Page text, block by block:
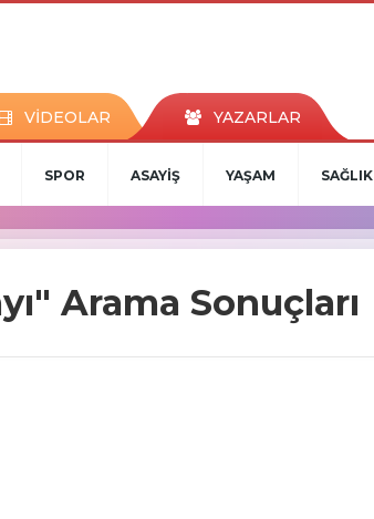
VİDEOLAR YAZARLAR
SPOR ASAYİŞ YAŞAM SAĞLIK
Arama Sonuçları